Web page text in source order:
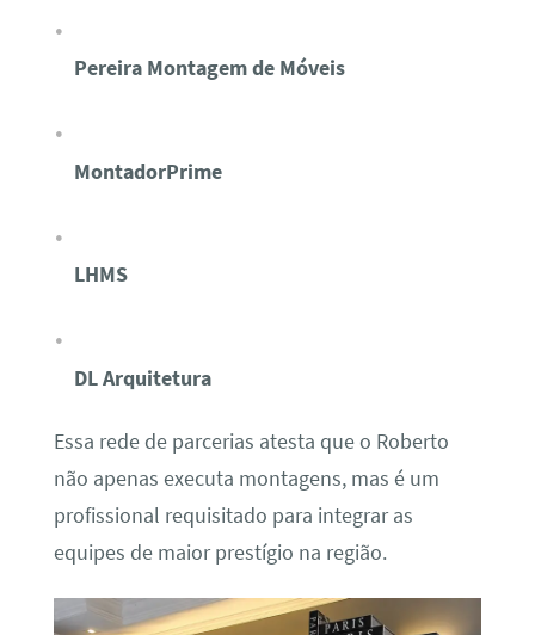
Pereira Montagem de Móveis
MontadorPrime
LHMS
DL Arquitetura
Essa rede de parcerias atesta que o Roberto
não apenas executa montagens, mas é um
profissional requisitado para integrar as
equipes de maior prestígio na região.